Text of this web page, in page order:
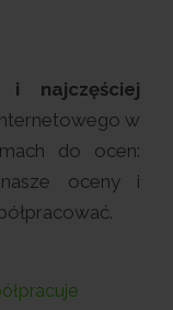
i najczęściej
w
do ocen:
oceny i